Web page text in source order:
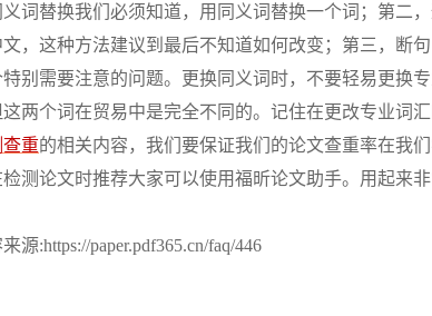
词替换我们必须知道，用同义词替换一个词；第二
，这种方法建议到最后不知道如何改变；第三，断
别需要注意的问题。更换同义词时，不要轻易更换
两个词在贸易中是完全不同的。记住在更改专业词汇
重的相关内容，我们要保证我们的论文查重率在我
测论文时推荐大家可以使用福昕论文助手。用起来
源:https://paper.pdf365.cn/faq/446